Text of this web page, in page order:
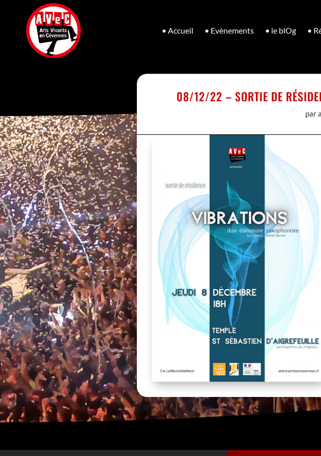
• Accueil • Evènements • le blOg •
08/12/22 – SORTIE DE
par